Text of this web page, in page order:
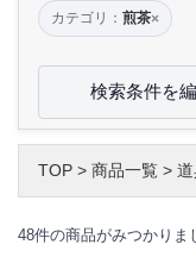
カテゴリ： 煎茶×
検索条件を
TOP > 商品一覧 >
48件の商品がみつかりま